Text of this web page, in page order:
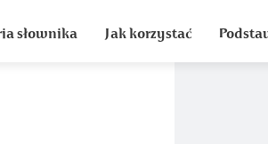
słownika Jak korzystać